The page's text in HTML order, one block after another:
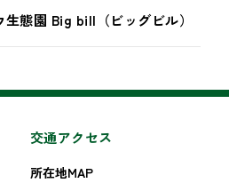
生態園 Big bill（ビッグビル）
交通アクセス
所在地MAP